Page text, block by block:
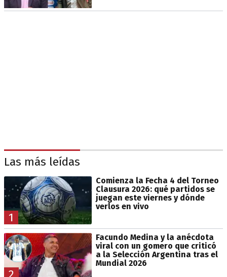
Las más leídas
1
Comienza la Fecha 4 del Torneo
Clausura 2026: qué partidos se
juegan este viernes y dónde
verlos en vivo
2
Facundo Medina y la anécdota
viral con un gomero que criticó
a la Selección Argentina tras el
Mundial 2026